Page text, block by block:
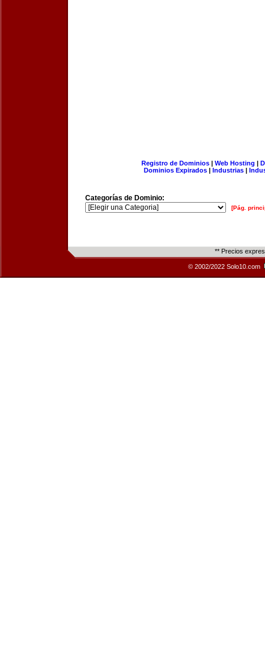
Registro de Dominios| Web Hosting |
Dominios Expirados | Industrias |
Categorías de Dominio:
[Pág.
** Precios
© 2002/2022 Solo10.com